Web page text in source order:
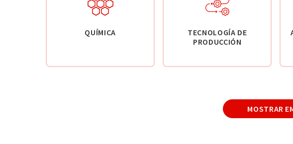
QUÍMICA
TECNOLOGÍA DE
PRODUCCIÓN
MOSTRAR